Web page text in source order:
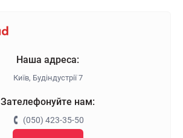
Наша адреса:
Київ, Будіндустрії 7
Зателефонуйте нам:
(050) 423-35-50